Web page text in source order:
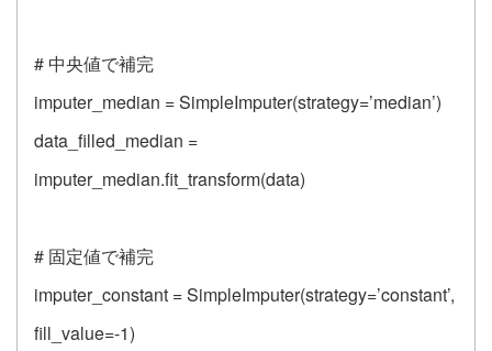
# 中央値で補完
imputer_median = SimpleImputer(strategy=’median’)
data_filled_median =
imputer_median.fit_transform(data)
# 固定値で補完
imputer_constant = SimpleImputer(strategy=’constant’,
fill_value=-1)